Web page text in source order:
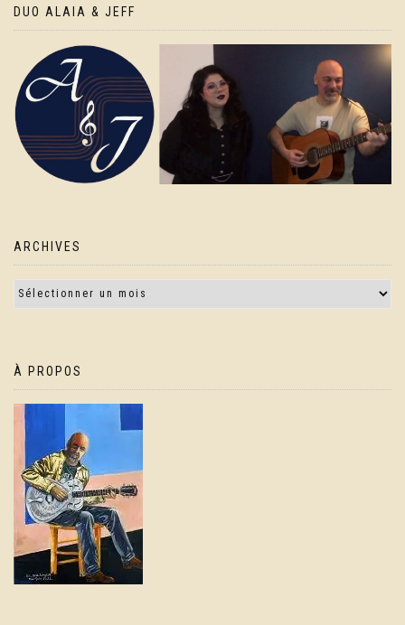
DUO ALAIA & JEFF
ARCHIVES
À PROPOS